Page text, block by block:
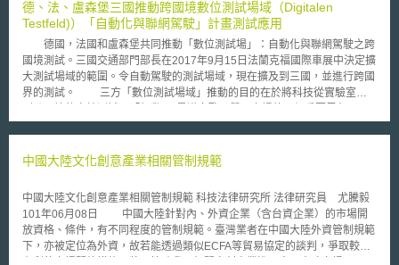
這90個檢核項目，保障人權與基本權利。 由於目前未見90個檢核項目內
容，值得持續追蹤後續進展。 本文為資策會科法所創智中心完成之著作，
非經同意或授權，不得為轉載、公開播送、公開傳輸、改作或重製等利用行
為。 本文同步刊登於TIPS網站（https://www.tips.org.tw）
付服務供應商落實相關客戶保護措施，例如要求數位支付型代幣服務供應商
所保管之資產與自有資產分開存放，以確保客戶資產不受損失；（2）將虛
擬資產服務供應商（virtual assets service providers）納入法規監管，擴大
數位支付型代幣服務定義，使其包括代幣轉讓、代幣保管服務與代幣兌換服
務；（3）擴大跨境匯兌服務（cross‑border money transfer service）定
義，凡是與新加坡支付服務供應商進行資金轉移，不論資金是否流經新加
坡，皆受新加坡金融管理局監管；（4）擴大國內匯款服務（domestic
新加坡金融管理局表示，本次修法目的是為了因應支付服務產業的廣泛
融穩定性與維護貨幣政策有效性。
德、法、盧森堡三國推動跨國境數位測試場域（Digitalen
Testfeld)）「自動化與聯網駕駛」計畫測試應用
德國，法國和盧森堡共同推動「數位測試場」：自動化與聯網駕駛之跨
國境測試。三國交通部門部長在2017年9月15日法蘭克福國際車展中決定擴
大測試場域的範圍。令自動駕駛的測試場域，現在擴及到三國，並進行跨國
界的測試。 三方「數位測試場域」推動的目的在於將科技從實驗室帶
碑」，德國交通部長希望「自動駕駛領域是由歐洲來主導的市場」。並由
「數位測試場域」，是德法在2016年9月開始執行的「法德電動與數位方
和自動駕駛領域的創新。如今又加入第三個國家：盧森堡。 目前，測
試場域的選擇，從德國薩蘭邦梅爾茲，經過薩爾路易和薩爾布呂肯，最後到
法國梅斯。此次，將盧森堡的貝唐堡設置的測試車道納入成為一個跨越三個
國家的車道測試圈。 計畫所進行測試著重以下應用：車間通信（車對
車）和與透過LTE/5g等行動通訊信號與基礎設施通訊;自動化和聯網駕駛下
中國大陸文化創意產業相關管制規範
中國大陸文化創意產業相關管制規範 科技法律研究所 法律研究員 尤騰毅
101年06月08日 中國大陸針對內、外資企業（含台資企業）的市場開
放資格、條件，有不同程度的管制規範。臺灣業者在中國大陸外資管制規範
下，亦被定位為外資，故若能透過類似ECFA等貿易協定的談判，爭取較為